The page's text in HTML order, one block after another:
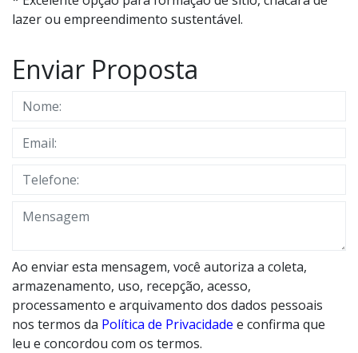
lazer ou empreendimento sustentável.
Enviar Proposta
Ao enviar esta mensagem, você autoriza a coleta,
armazenamento, uso, recepção, acesso,
processamento e arquivamento dos dados pessoais
nos termos da Política de Privacidade e confirma que
leu e concordou com os termos.